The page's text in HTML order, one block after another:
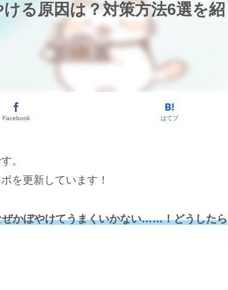
る原因は？対策方法6選を紹
Facebook はてブ
。
を更新しています！
かぼやけてうまくいかない……！どうしたら